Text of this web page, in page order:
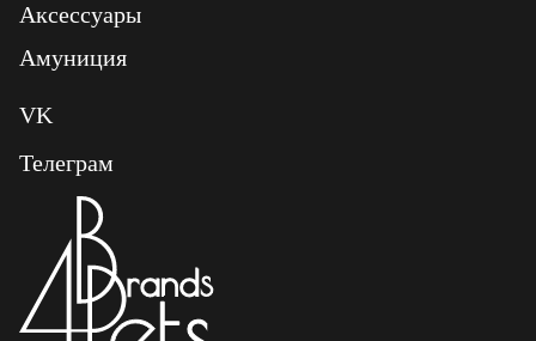
Аксессуары
Амуниция
VK
Телеграм